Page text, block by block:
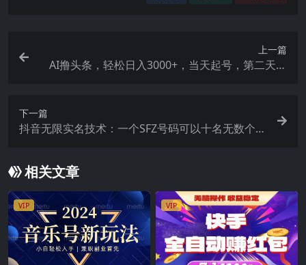
上一篇
AI撸头条，轻松日入3000+，当天起号，第二天见
下一篇
抖音无限实名技术：一个SFZ号码可以十名无数个抖
相关文章
VIP VIP